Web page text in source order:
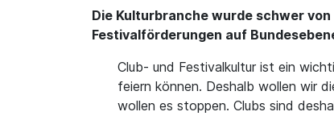
Die Kulturbranche wurde schwer
Festivalförderungen auf
Club- und Festivalkultur ist ein
feiern können. Deshalb wollen wir
wollen es stoppen. Clubs sind